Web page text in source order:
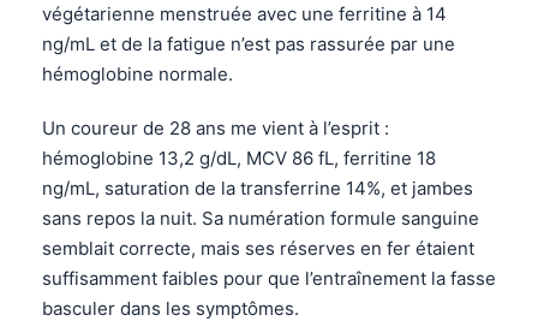
végétarienne menstruée avec une ferritine à 14
ng/mL et de la fatigue n’est pas rassurée par une
hémoglobine normale.
Un coureur de 28 ans me vient à l’esprit :
hémoglobine 13,2 g/dL, MCV 86 fL, ferritine 18
ng/mL, saturation de la transferrine 14%, et jambes
sans repos la nuit. Sa numération formule sanguine
semblait correcte, mais ses réserves en fer étaient
suffisamment faibles pour que l’entraînement la fasse
basculer dans les symptômes.